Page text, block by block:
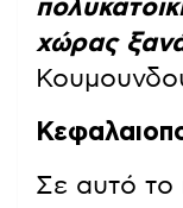
χώρας
Σε αυτό το